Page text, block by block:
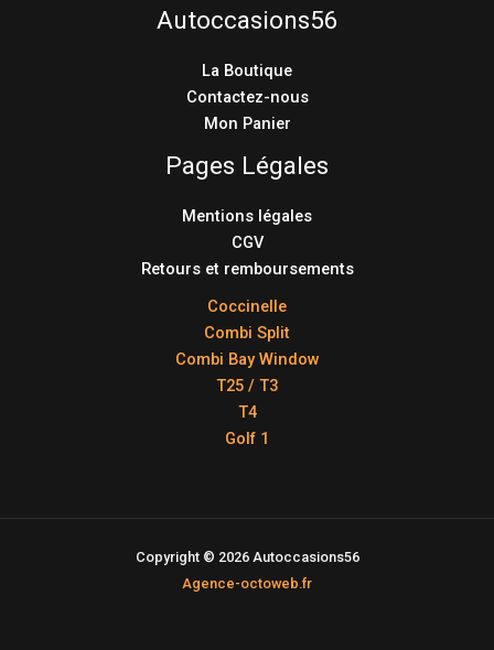
Autoccasions56
La Boutique
Contactez-nous
Mon Panier
Pages Légales
Mentions légales
CGV
Retours et remboursements
Coccinelle
Combi Split
Combi Bay Window
T25 / T3
T4
Golf 1
Copyright © 2026 Autoccasions56
Agence-octoweb.fr